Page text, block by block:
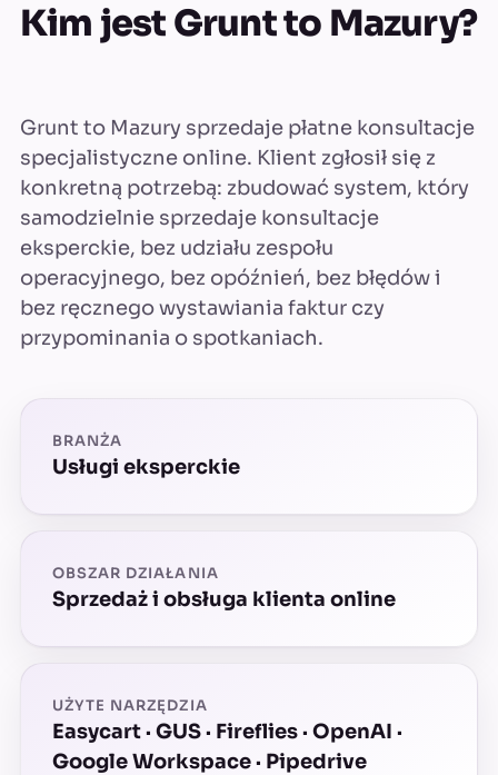
Kim jest Grunt to Mazury?
Grunt to Mazury sprzedaje płatne konsultacje
specjalistyczne online. Klient zgłosił się z
konkretną potrzebą: zbudować system, który
samodzielnie sprzedaje konsultacje
eksperckie, bez udziału zespołu
operacyjnego, bez opóźnień, bez błędów i
bez ręcznego wystawiania faktur czy
przypominania o spotkaniach.
BRANŻA
Usługi eksperckie
OBSZAR DZIAŁANIA
Sprzedaż i obsługa klienta online
UŻYTE NARZĘDZIA
Easycart · GUS · Fireflies · OpenAI ·
Google Workspace · Pipedrive